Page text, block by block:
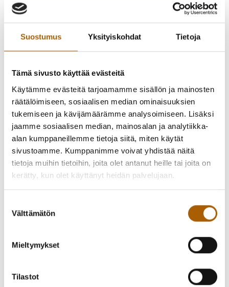
Suostumus Yksityiskohdat Tietoja
Tämä sivusto käyttää evästeitä
Käytämme evästeitä tarjoamamme sisällön ja mainosten
räätälöimiseen, sosiaalisen median ominaisuuksien
tukemiseen ja kävijämäärämme analysoimiseen. Lisäksi
jaamme sosiaalisen median, mainosalan ja analytiikka-
alan kumppaneillemme tietoja siitä, miten käytät
sivustoamme. Kumppanimme voivat yhdistää näitä
tietoja muihin tietoihin, joita olet antanut heille tai joita on
kerätty, kun olet käyttänyt heidän palvelujaan.
valinta
Välttämätön
Mieltymykset
Tilastot
Kirjasto suljettu
Kirjasto suljettu jouluviikolla kokonaan, ei
omatoimiasiointia.
Aineistoa voi palauttaa kirjaston palautuslaatikkoon
asiakkaan omalla vastuulla.
Takaisin tapahtumiin
Kutsu kaveri mukaan!